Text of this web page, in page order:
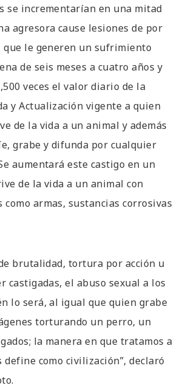
se incrementarían en una mitad
agresora cause lesiones de por
que le generen un sufrimiento
de seis meses a cuatro años y
veces el valor diario de la
y Actualización vigente a quien
de la vida a un animal y además
grabe y difunda por cualquier
aumentará este castigo en un
de la vida a un animal con
como armas, sustancias corrosivas
brutalidad, tortura por acción u
castigadas, el abuso sexual a los
lo será, al igual que quien grabe
torturando un perro, un
la manera en que tratamos a
define como civilización”, declaró